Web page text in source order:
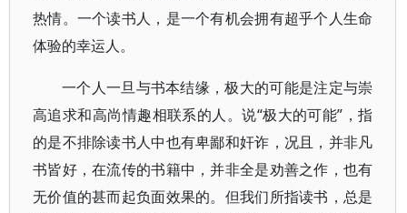
热情。一个读书人，是一个有机会拥有超乎个人生命
体验的幸运人。
一个人一旦与书本结缘，极大的可能是注定与崇
高追求和高尚情趣相联系的人。说“极大的可能”，指
的是不排除读书人中也有卑鄙和奸诈，况且，并非凡
书皆好，在流传的书籍中，并非全是劝善之作，也有
无价值的甚而起负面效果的。但我们所指读书，总是